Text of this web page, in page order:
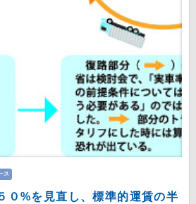
ス
%を見直し、標準的運賃の半